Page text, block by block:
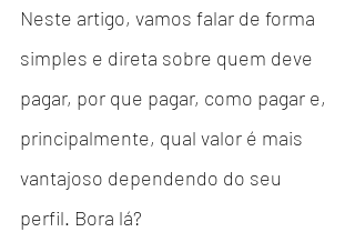
Neste artigo, vamos falar de forma
simples e direta sobre quem deve
pagar, por que pagar, como pagar e,
principalmente, qual valor é mais
vantajoso dependendo do seu
perfil. Bora lá?